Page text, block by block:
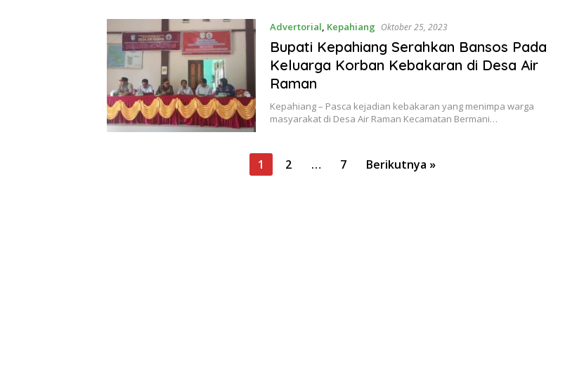
Advertorial, Kepahiang Oktober 25, 2023
Bupati Kepahiang Serahkan Bansos Pada
Keluarga Korban Kebakaran di Desa Air
Raman
Kepahiang – Pasca kejadian kebakaran yang menimpa warga
masyarakat di Desa Air Raman Kecamatan Bermani…
1 2 … 7 Berikutnya »